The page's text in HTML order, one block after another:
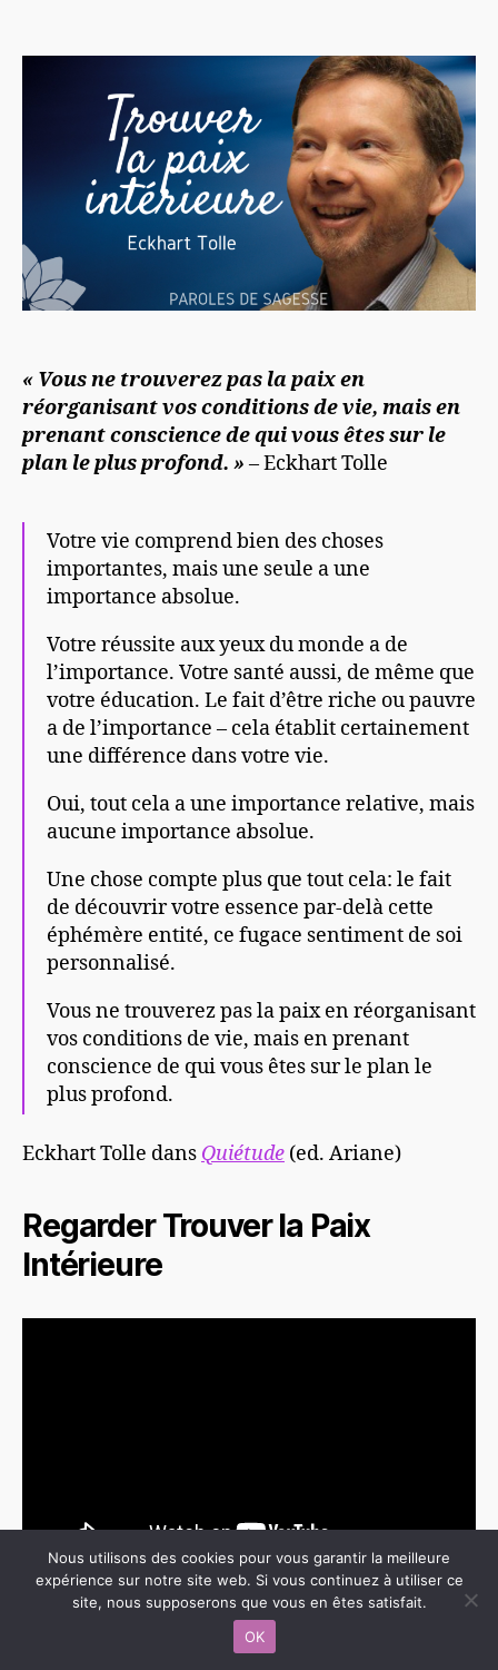
« Vous ne trouverez pas la paix en
réorganisant vos conditions de vie, mais en
prenant conscience de qui vous êtes sur le
plan le plus profond. » – Eckhart Tolle
Votre vie comprend bien des choses
importantes, mais une seule a une
importance absolue.
Votre réussite aux yeux du monde a de
l’importance. Votre santé aussi, de même que
votre éducation. Le fait d’être riche ou pauvre
a de l’importance – cela établit certainement
une différence dans votre vie.
Oui, tout cela a une importance relative, mais
aucune importance absolue.
Une chose compte plus que tout cela: le fait
de découvrir votre essence par-delà cette
éphémère entité, ce fugace sentiment de soi
personnalisé.
Vous ne trouverez pas la paix en réorganisant
vos conditions de vie, mais en prenant
conscience de qui vous êtes sur le plan le
plus profond.
Eckhart Tolle dans Quiétude (ed. Ariane)
Regarder Trouver la Paix
Intérieure
Trouver la Paix Intérieure
Nous utilisons des cookies pour vous garantir la meilleure
expérience sur notre site web. Si vous continuez à utiliser ce
site, nous supposerons que vous en êtes satisfait.
OK